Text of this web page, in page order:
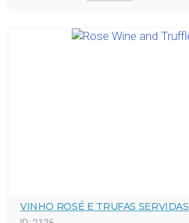
VINHO ROSÉ E TRUFAS SERVIDAS